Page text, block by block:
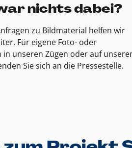
nichts dabei?
zu Bildmaterial helfen wir
Für eigene Foto- oder
in unseren Zügen oder auf
Sie sich an die Pressestelle.